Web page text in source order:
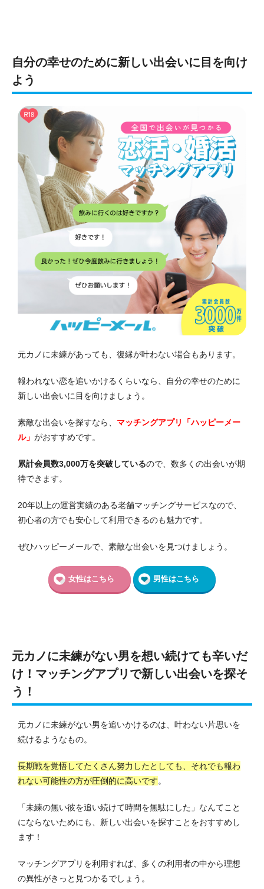
自分の幸せのために新しい出会いに目を向け
よう
元カノに未練があっても、復縁が叶わない場合もあります。
報われない恋を追いかけるくらいなら、自分の幸せのために
新しい出会いに目を向けましょう。
素敵な出会いを探すなら、 マッチングアプリ「ハッピーメー
ル」 がおすすめです。
累計会員数3,000万を突破しているので、数多くの出会いが期
待できます。
20年以上の運営実績のある老舗マッチングサービスなので、
初心者の方でも安心して利用できるのも魅力です。
ぜひハッピーメールで、素敵な出会いを見つけましょう。
女性はこちら 男性はこちら
元カノに未練がない男を想い続けても辛いだ
け！マッチングアプリで新しい出会いを探そ
う！
元カノに未練がない男を追いかけるのは、叶わない片思いを
続けるようなもの。
長期戦を覚悟してたくさん努力したとしても、それでも報わ
れない可能性の方が圧倒的に高いです。
「未練の無い彼を追い続けて時間を無駄にした」なんてこと
にならないためにも、新しい出会いを探すことをおすすめし
ます！
マッチングアプリを利用すれば、多くの利用者の中から理想
の異性がきっと見つかるでしょう。